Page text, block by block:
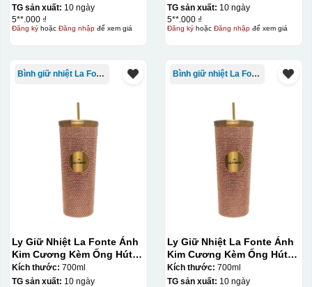
TG sản xuất: 10 ngày
5**.000 ₫
Đăng kýhoặc Đăng nhậpđể xem giá
TG sản xuất: 10 ngày
5**.000 ₫
Đăng kýhoặc Đăng nhậpđể xem giá
Bình giữ nhiệt La Fonte
Ly Giữ Nhiệt La Fonte Ánh
Kim Cương Kèm Ống Hút-
700 ml-014687-GOL
Kích thước: 700ml
TG sản xuất: 10 ngày
Bình giữ nhiệt La Fonte
Ly Giữ Nhiệt La Fonte Ánh
Kim Cương Kèm Ống Hút-
700 ml-014687-GOL
Kích thước: 700ml
TG sản xuất: 10 ngày